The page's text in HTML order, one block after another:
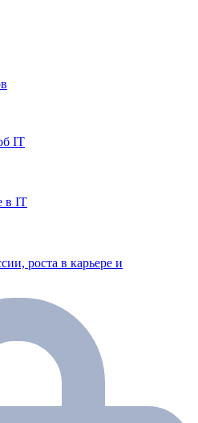
IT
в IT
роста в карьере и